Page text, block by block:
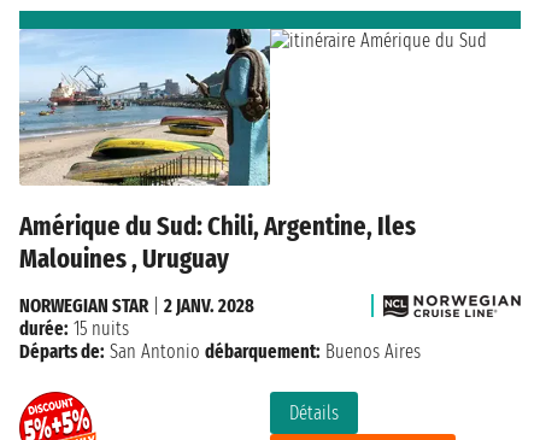
Amérique du Sud: Chili, Argentine, Iles
Malouines , Uruguay
Détails
NORWEGIAN STAR
2 JANV. 2028
durée: 15 nuits
Départs de: San Antonio débarquement: Buenos Aires